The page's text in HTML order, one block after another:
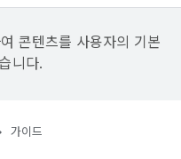
콘텐츠를 사용자의 기본
니다.
가이드